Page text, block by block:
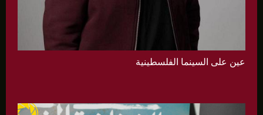
عين على السينما الفلسطينية